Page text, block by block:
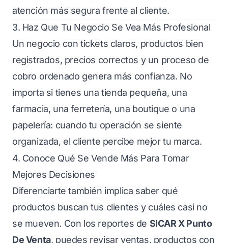
atención más segura frente al cliente.
3. Haz Que Tu Negocio Se Vea Más Profesional
Un negocio con tickets claros, productos bien
registrados, precios correctos y un proceso de
cobro ordenado genera más confianza. No
importa si tienes una tienda pequeña, una
farmacia, una ferretería, una boutique o una
papelería: cuando tu operación se siente
organizada, el cliente percibe mejor tu marca.
4. Conoce Qué Se Vende Más Para Tomar
Mejores Decisiones
Diferenciarte también implica saber qué
productos buscan tus clientes y cuáles casi no
se mueven. Con los reportes de SICAR X Punto
De Venta, puedes revisar ventas, productos con